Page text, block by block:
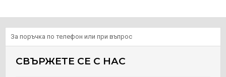
За поръчка по телефон или при въпрос
СВЪРЖЕТЕ СЕ С НАС